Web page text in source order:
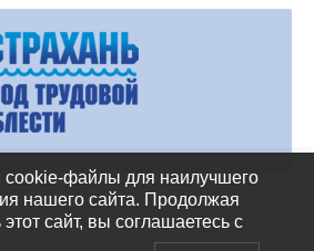
cookie-файлы для наилучшего
нашего сайта. Продолжая
этот сайт, вы соглашаетесь с